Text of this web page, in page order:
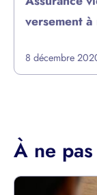
versement
8 décembre
À ne